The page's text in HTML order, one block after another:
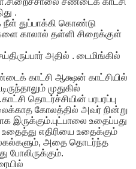
.
துப்பாக்கி கொண்டு
காலால் தள்ளி சிறைக்குள்
அதில் . டைமிங்கில்
காட்சி ஆக்ஷன் காட்சியில்
முதுகில்
தொடர்ச்சியின் பரபரப்பு
கோலத்தில் அவர் நின்று
இருக்கும்.புட்பாலை உதைப்பது
உதைத்து எதிரியை உதைக்கும்
அதை தொடர்ந்த
போலிருக்கும்.